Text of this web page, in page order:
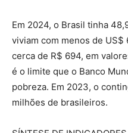
Em 2024, o Brasil tinha
viviam com menos de US$
cerca de R$ 694, em
é o limite que o Banco
pobreza. Em 2023, o
milhões de brasileiros.